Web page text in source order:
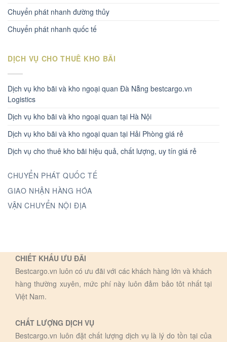
Chuyển phát nhanh đường thủy
Chuyển phát nhanh quốc tế
DỊCH VỤ CHO THUÊ KHO BÃI
Dịch vụ kho bãi và kho ngoại quan Đà Nẵng bestcargo.vn
Logistics
Dịch vụ kho bãi và kho ngoại quan tại Hà Nội
Dịch vụ kho bãi và kho ngoại quan tại Hải Phòng giá rẻ
Dịch vụ cho thuê kho bãi hiệu quả, chất lượng, uy tín giá rẻ
CHUYỂN PHÁT QUỐC TẾ
GIAO NHẬN HÀNG HÓA
VẬN CHUYỂN NỘI ĐỊA
CHIẾT KHẤU ƯU ĐÃI
Bestcargo.vn luôn có ưu đãi với các khách hàng lớn và khách
hàng thường xuyên, mức phí này luôn đảm bảo tôt nhất tại
Việt Nam.
CHẤT LƯỢNG DỊCH VỤ
Bestcargo.vn luôn đặt chất lượng dịch vụ là lý do tồn tại của